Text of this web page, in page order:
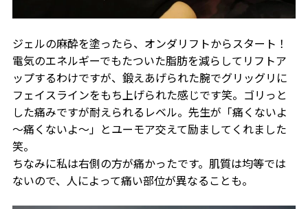
ジェルの麻酔を塗ったら、オンダリフトからスタート！
電気のエネルギーでもたついた脂肪を減らしてリフトア
ップするわけですが、鍛えあげられた腕でグリッグリに
フェイスラインをもち上げられた感じです笑。ゴリっと
した痛みですが耐えられるレベル。先生が「痛くないよ
～痛くないよ～」とユーモア交えて励ましてくれました
笑。
ちなみに私は右側の方が痛かったです。肌質は均等では
ないので、人によって痛い部位が異なることも。